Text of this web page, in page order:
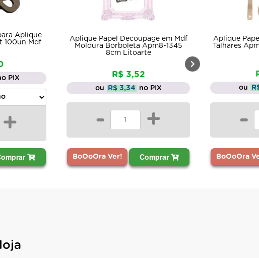
Aplique
100un Mdf
PIX
+
Aplique Papel Decoupage em Mdf
Moldura Borboleta Apm8-1345
8cm Litoarte
R$ 3,52
ou R$ 3,34 no PIX
- +
BoOoOra Ver! Comprar
Aplique
Talhares
ou
-
BoOoOra